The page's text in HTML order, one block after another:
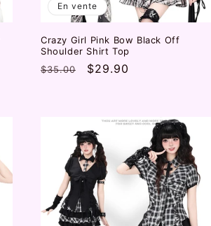
En vente
Crazy Girl Pink Bow Black Off
Shoulder Shirt Top
Prix
$35.00
Prix
$29.90